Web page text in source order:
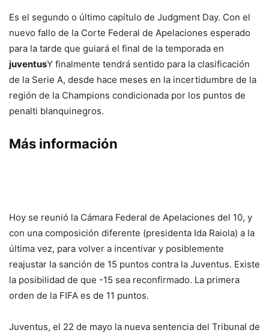
Es el segundo o último capítulo de Judgment Day. Con el
nuevo fallo de la Corte Federal de Apelaciones esperado
para la tarde que guiará el final de la temporada en
juventusY finalmente tendrá sentido para la clasificación
de la Serie A, desde hace meses en la incertidumbre de la
región de la Champions condicionada por los puntos de
penalti blanquinegros.
Más información
Hoy se reunió la Cámara Federal de Apelaciones del 10, y
con una composición diferente (presidenta Ida Raiola) a la
última vez, para volver a incentivar y posiblemente
reajustar la sanción de 15 puntos contra la Juventus. Existe
la posibilidad de que -15 sea reconfirmado. La primera
orden de la FIFA es de 11 puntos.
Juventus, el 22 de mayo la nueva sentencia del Tribunal de